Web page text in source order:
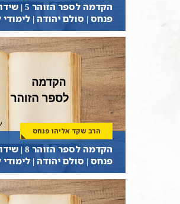
הקדמה
פנחס | סולם יהודה |
הרב שקד אליהו פנחס
הקדמה
פנחס | סולם יהודה |